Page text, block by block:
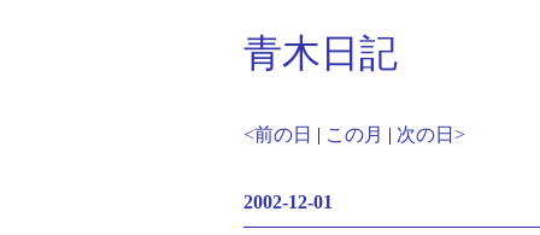
青木日記
<前の日 | この月 | 次の日>
2002-12-01